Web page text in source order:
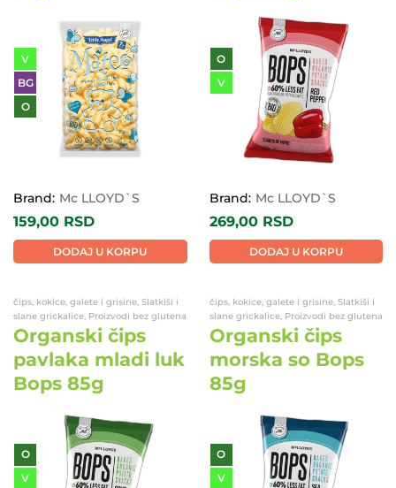
V
BG
O
Brand: Mc LLOYD`S
159,00 RSD
DODAJ U KORPU
O
V
Brand: Mc LLOYD`S
269,00 RSD
DODAJ U KORPU
čips, kokice, galete i grisine, Slatkiši i
slane grickalice, Proizvodi bez glutena
Organski čips
pavlaka mladi luk
Bops 85g
O
V
čips, kokice, galete i grisine, Slatkiši i
slane grickalice, Proizvodi bez glutena
Organski čips
morska so Bops
85g
O
V